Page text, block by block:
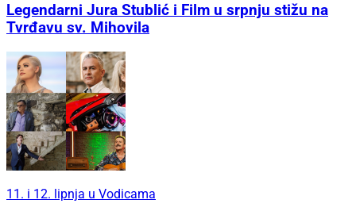
Legendarni Jura Stublić i Film u srpnju stižu na
Tvrđavu sv. Mihovila
11. i 12. lipnja u Vodicama